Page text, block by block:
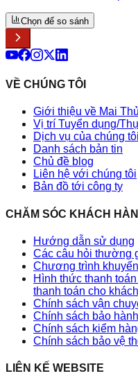
Chọn để so sánh
VỀ CHÚNG TÔI
Giới thiệu về Mai
Vị trí Tuyển dụng/
Dịch vụ của chúng tôi
Danh sách bản tin
Chủ đề blog
Liên hệ với chúng tôi
Bản đồ tới công ty
CHĂM SÓC KHÁCH
Hướng dẫn sử dụng
Các câu hỏi thường
Chương trình
Hình thức thanh
thanh toán cho
Chính sách vận
Chính sách bảo hành
Chính sách kiểm
Chính sách bảo vệ
LIÊN KẾ WEBSITE